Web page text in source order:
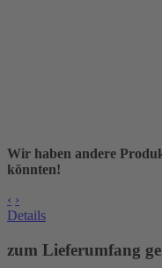
Wir haben andere
könnten!
‹ ›
Details
zum Lieferumfang